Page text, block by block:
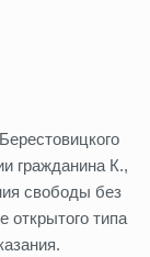
гражданина К.,
свободы без
открытого типа